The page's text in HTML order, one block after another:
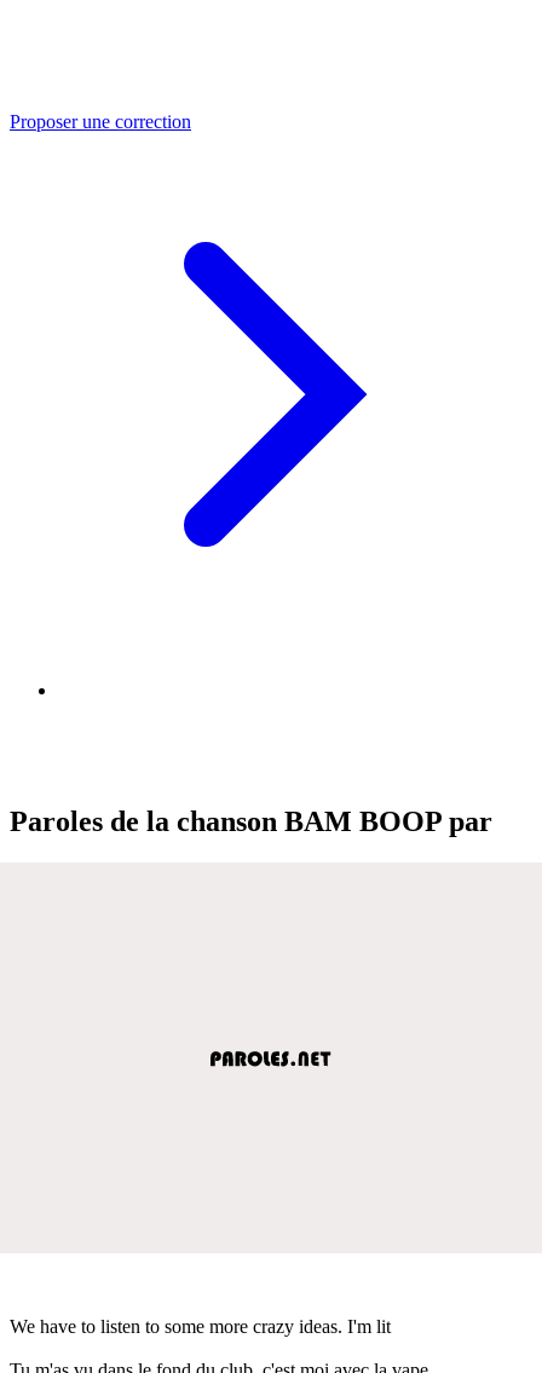
Proposer une correction
Paroles de la chanson BAM BOOP par
We have to listen to some more crazy ideas. I'm lit